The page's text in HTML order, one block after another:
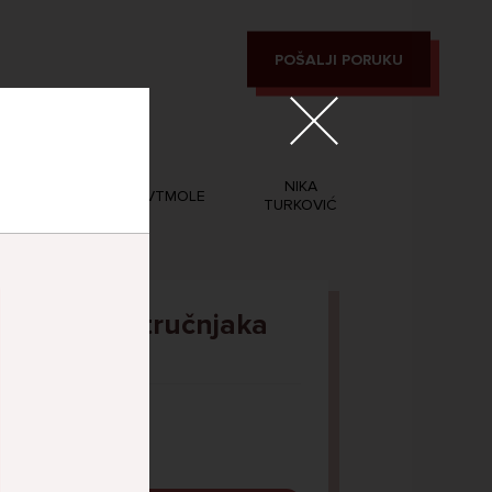
POŠALJI PORUKU
PVTMOLE
NIKA
TURKOVIĆ
Pitaj Stručnjaka